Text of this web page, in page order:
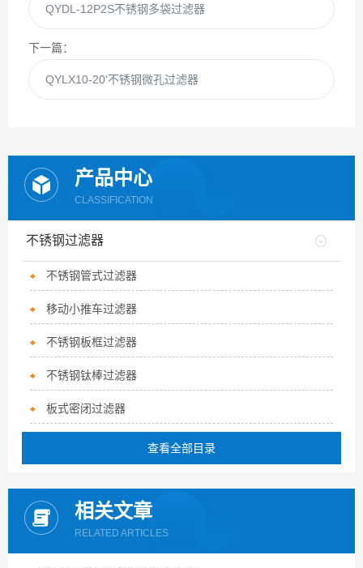
QYDL-12P2S不锈钢多袋过滤器
下一篇：
QYLX10-20'不锈钢微孔过滤器
产品中心
CLASSIFICATION
不锈钢过滤器
不锈钢管式过滤器
移动小推车过滤器
不锈钢板框过滤器
不锈钢钛棒过滤器
板式密闭过滤器
查看全部目录
相关文章
RELATED ARTICLES